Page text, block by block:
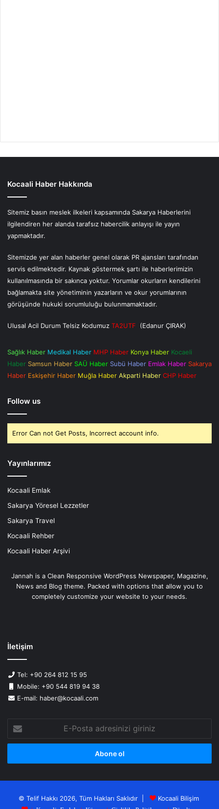
Kocaali Haber Hakkında
Sitemiz basın meslek ilkeleri kapsamında Sakarya Haberlerini
ilgilendiren her alanda tarafsız habercilik anlayışı ile yayın
yapmaktadır.
Sitemizde yer alan haberler genel olarak PR ajansları tarafından
servis edilmektedir. Kaynak göstermek şartı ile haberlerimizin
kullanılmasında bir sakınca yoktur. Yorumlar okurların kendilerini
bağlamakta site yönetiminin yazarların ve okur yorumlarının
görüşünde hukuki sorumluluğu bulunmamaktadır.
Ulusal Acil Durum Telsiz Kodumuz TA2UTF (Edanur ÇIRAK)
Sağlık Haber Medikal Haber MHP Haber Konya Haber Kocaeli
Haber Samsun Haber SAÜ Haber Subü Haber Emlak Haber Sakarya
Haber Eskişehir Haber Muğla Haber Akparti Haber CHP Haber
Follow us
Error Can not Get Posts, Incorrect account info.
Yayınlarımız
Kocaali Emlak
Sakarya Yöresel Lezzetler
Sakarya Travel
Kocaali Rehber
Kocaali Haber Arşivi
Jannah is a Clean Responsive WordPress Newspaper, Magazine,
News and Blog theme. Packed with options that allow you to
completely customize your website to your needs.
İletişim
Tel: +90 264 812 15 95
Mobile: +90 544 819 94 38
E-mail: haber@kocaali.com
Posta
adresinizi
© Telif Hakkı 2026, Tüm Hakları Saklıdır | Kocaali Bilişim